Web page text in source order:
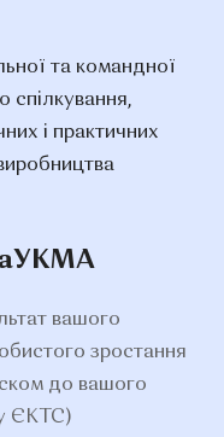
та командної
спілкування,
і практичних
вашого
зростання
до вашого
ЄКТС)